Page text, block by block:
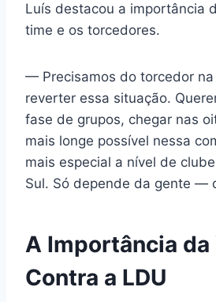
Luís destacou a importância
time e os torcedores.
— Precisamos do torcedor na
reverter essa situação.
fase de grupos, chegar nas
mais longe possível nessa
mais especial a nível de
Sul. Só depende da gente —
A Importância
Contra a LDU